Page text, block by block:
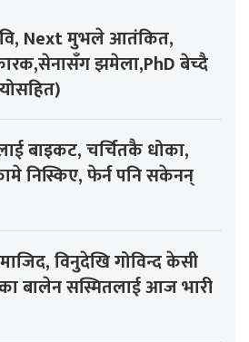
Next मुभले आतंकित,
झमेला,PhD बेच्दै
बाइकट, चर्चितकै धोका,
निस्किए, फेर्न पनि सकेनन्
विनुदेखि गोविन्द केसी
बालेन सस्मितलाई आज भारी